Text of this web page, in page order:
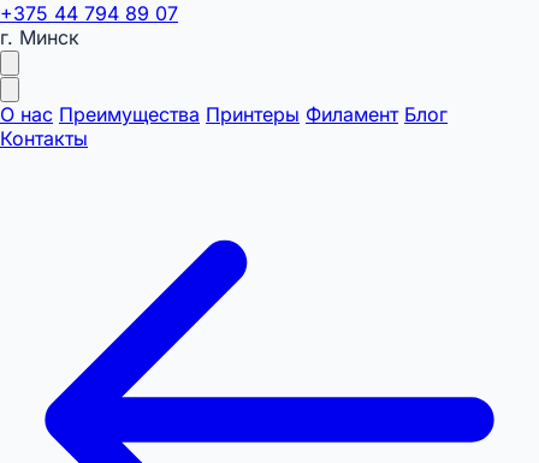
+375 44 794 89 07
г. Минск
О нас Преимущества Принтеры Филамент Блог
Контакты